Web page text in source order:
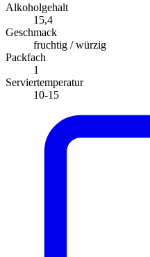
Alkoholgehalt
15,4
Geschmack
fruchtig / würzig
Packfach
1
Serviertemperatur
10-15